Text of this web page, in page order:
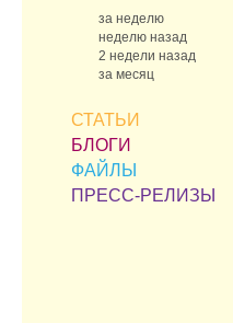
за неделю
неделю назад
2 недели назад
за месяц
СТАТЬИ
БЛОГИ
ФАЙЛЫ
ПРЕСС-РЕЛИЗЫ